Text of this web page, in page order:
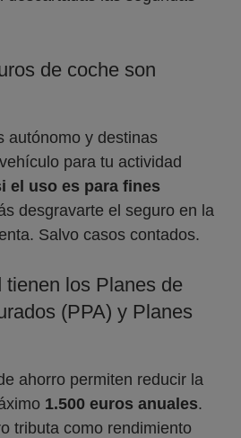
de coche son
autónomo y destinas
para tu actividad
el uso es para fines
desgravarte el seguro en la
Salvo casos contados.
tienen los Planes de
(PPA) y Planes
ahorro permiten reducir la
1.500 euros anuales.
tributa como rendimiento